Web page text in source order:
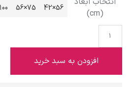
کامی پیسارو
56×42
75×56
100×75
133×100
افزودن به سبد خرید